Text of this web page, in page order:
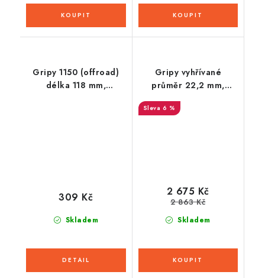
Gripy 1150 (offroad)
délka 118 mm,
Skladem
309 Kč
Gripy vyhřívané
průměr 22,2 mm,
Daytona
6 %
Skladem
2 675 Kč
2 863 Kč